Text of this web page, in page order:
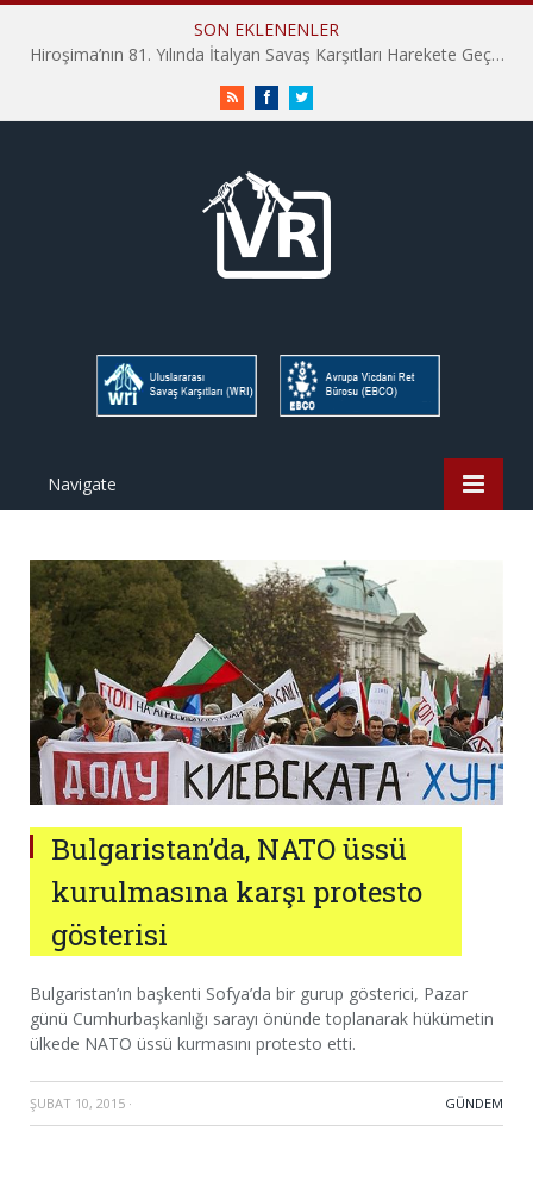
SON EKLENENLER
Hiroşima’nın 81. Yılında İtalyan Savaş Karşıtları Harekete Geçti: “Hatırlamak yeterli değil”
RSS FacebookTwitter
Navigate
Bulgaristan’da, NATO üssü
kurulmasına karşı protesto
gösterisi
Bulgaristan’ın başkenti Sofya’da bir gurup gösterici, Pazar
günü Cumhurbaşkanlığı sarayı önünde toplanarak hükümetin
ülkede NATO üssü kurmasını protesto etti.
ŞUBAT 10, 2015 · GÜNDEM